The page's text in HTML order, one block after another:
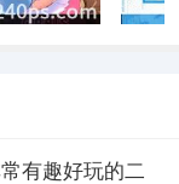
有趣好玩的二